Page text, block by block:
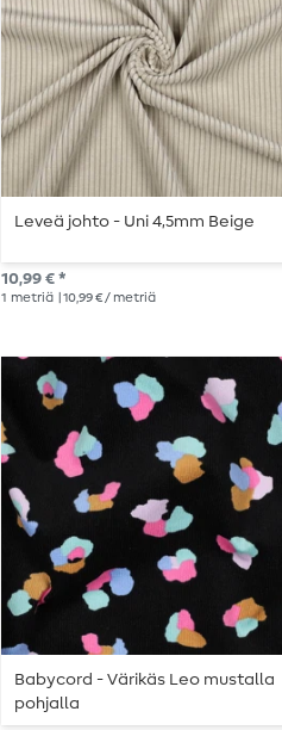
Leveä johto - Uni 4,5mm Beige
10,99 € *
1 metriä | 10,99 € / metriä
Babycord - Värikäs Leo mustalla
pohjalla